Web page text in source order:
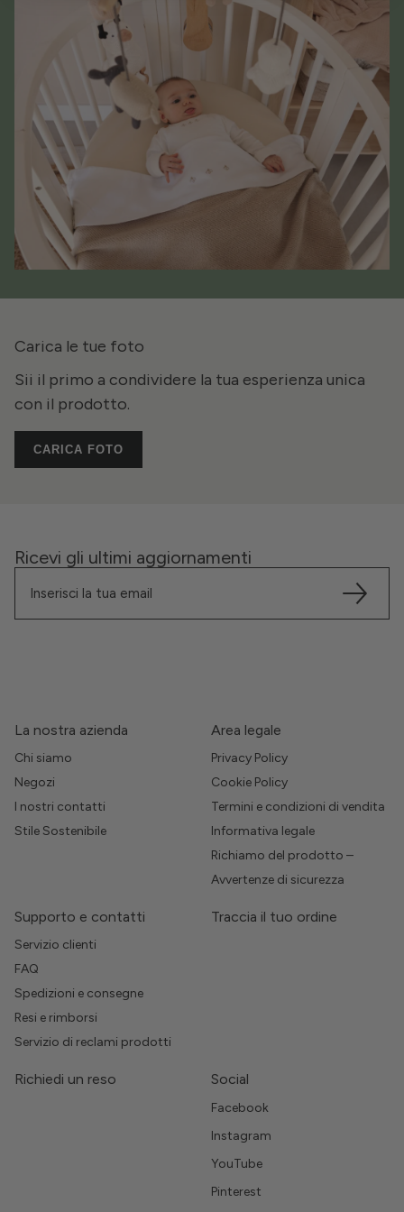
Carica le tue foto
Sii il primo a condividere la tua esperienza unica
con il prodotto.
CARICA FOTO
Ricevi gli ultimi aggiornamenti
La nostra azienda
Chi siamo
Negozi
I nostri contatti
Stile Sostenibile
Area legale
Privacy Policy
Cookie Policy
Termini e condizioni di vendita
Informativa legale
Richiamo del prodotto –
Avvertenze di sicurezza
Supporto e contatti
Servizio clienti
FAQ
Spedizioni e consegne
Resi e rimborsi
Servizio di reclami prodotti
Traccia il tuo ordine
Richiedi un reso Social
Facebook
Instagram
YouTube
Pinterest